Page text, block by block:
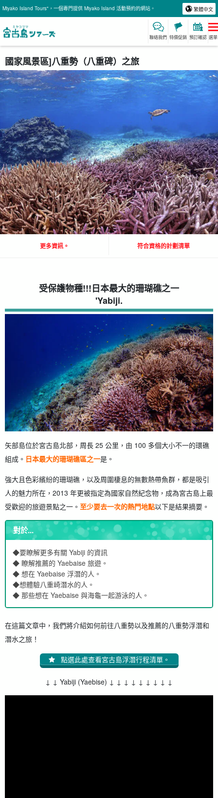
Miyako Island Tours"，一個專門提供 Miyako Island 活動預約的網站。 繁體中文
聯絡我們 特價促銷 預訂確認 選單
國家風景區]八重勢（八重碑）之旅
更多資訊。 符合資格的計劃清單
受保護物種!!!日本最大的珊瑚礁之一
'Yabiji.
矢部島位於宮古島北部，周長 25 公里，由 100 多個大小不一的環礁
組成。 日本最大的珊瑚礁區之一是。
強大且色彩繽紛的珊瑚礁，以及周圍棲息的無數熱帶魚群，都是吸引
人的魅力所在，2013 年更被指定為國家自然紀念物，成為宮古島上最
受歡迎的旅遊景點之一。 至少要去一次的熱門地點以下是結果摘要。
對於...
◆要瞭解更多有關 Yabiji 的資訊
◆ 瞭解推薦的 Yaebaise 旅遊。
◆ 想在 Yaebaise 浮潛的人。
◆想體驗八重崎潛水的人。
◆ 那些想在 Yaebaise 與海龜一起游泳的人。
在這篇文章中，我們將介紹如何前往八重勢以及推薦的八重勢浮潛和
潛水之旅！
點選此處查看宮古島浮潛行程清單。
↓ ↓ Yabiji (Yaebise) ↓ ↓ ↓ ↓ ↓ ↓ ↓ ↓ ↓